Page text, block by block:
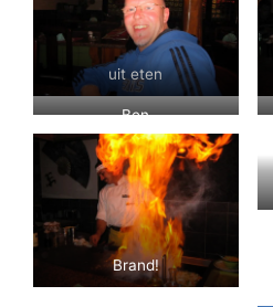
uit eten
Ben
Brand!